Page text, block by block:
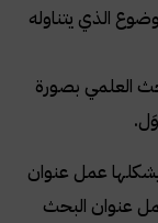
الذي يتناوله
العلمي بصورة
عمل عنوان
عنوان البحث